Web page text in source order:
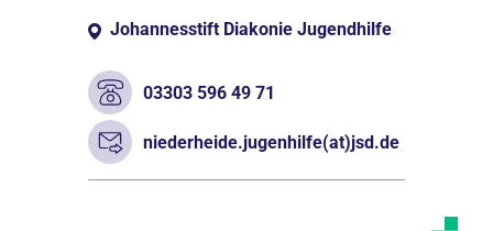
Johannesstift Diakonie Jugendhilfe
03303 596 49 71
niederheide.jugenhilfe(at)jsd.de